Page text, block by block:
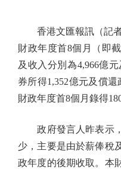
香港文匯報訊（記者
財政年度首8個月（即
及收入分別為4,966億
券所得1,352億元及償
財政年度首8個月錄得
政府發言人昨表示，
少，主要是由於薪俸稅
政年度的後期收取。本